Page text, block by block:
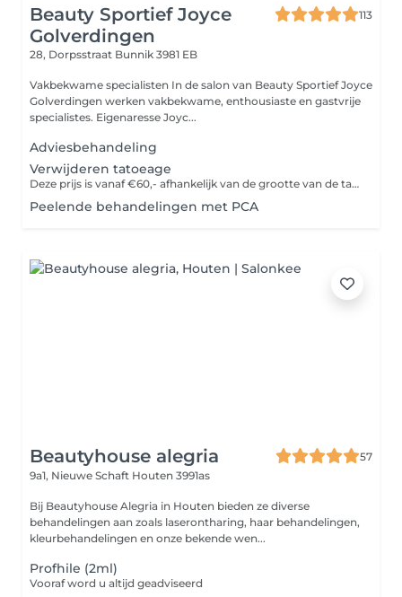
Beauty Sportief Joyce
Golverdingen
113
28, Dorpsstraat Bunnik 3981 EB
Vakbekwame specialisten In de salon van Beauty Sportief Joyce
Golverdingen werken vakbekwame, enthousiaste en gastvrije
specialistes. Eigenaresse Joyc...
Adviesbehandeling
Verwijderen tatoeage
Deze prijs is vanaf €60,- afhankelijk van de grootte van de tatoeage
Peelende behandelingen met PCA
Beautyhouse alegria
57
9a1, Nieuwe Schaft Houten 3991as
Bij Beautyhouse Alegria in Houten bieden ze diverse
behandelingen aan zoals laserontharing, haar behandelingen,
kleurbehandelingen en onze bekende wen...
Profhile (2ml)
Vooraf word u altijd geadviseerd